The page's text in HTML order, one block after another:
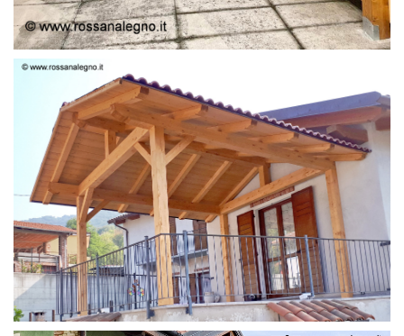
STRUTTURA LAMELLARE PRETAGLIATO